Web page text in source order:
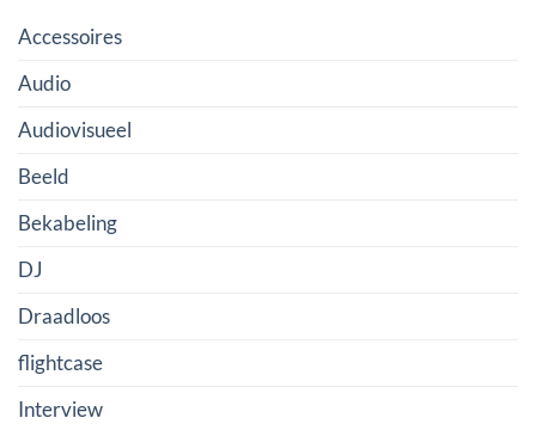
Accessoires
Audio
Audiovisueel
Beeld
Bekabeling
DJ
Draadloos
flightcase
Interview